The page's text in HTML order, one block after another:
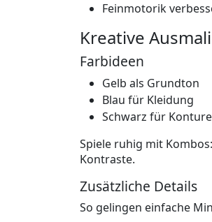
Feinmotorik
Kreative
Farbideen
Gelb als Grundton
Blau für Kleidung
Schwarz für
Spiele ruhig mit
Kontraste.
Zusätzliche Details
So gelingen einfache